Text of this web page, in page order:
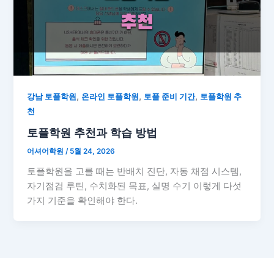
강남 토플학원, 온라인 토플학원, 토플 준비 기간, 토플학원 추
천
토플학원 추천과 학습 방법
어셔어학원 / 5월 24, 2026
토플학원을 고를 때는 반배치 진단, 자동 채점 시스템,
자기점검 루틴, 수치화된 목표, 실명 수기 이렇게 다섯
가지 기준을 확인해야 한다.